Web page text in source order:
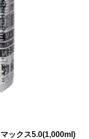
ックス5.0(1,000ml)